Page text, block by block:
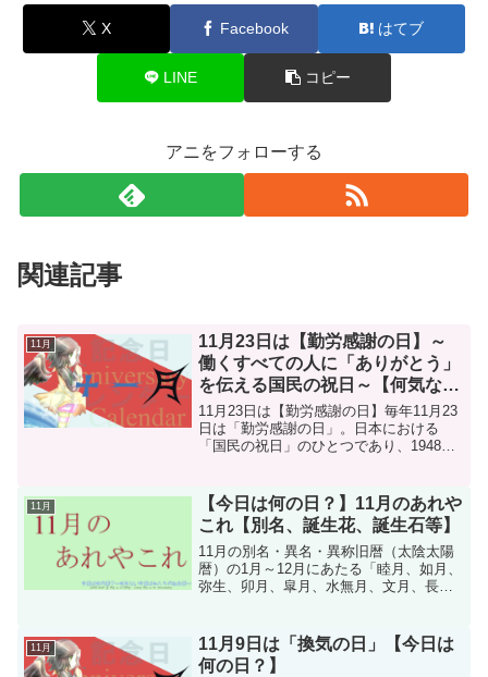
X Facebook はてブ
LINE コピー
アニをフォローする
関連記事
11月
11月23日は【勤労感謝の日】～
働くすべての人に「ありがとう」
を伝える国民の祝日～【何気ない
今日は何の日？】
11月23日は【勤労感謝の日】毎年11月23
日は「勤労感謝の日」。日本における
「国民の祝日」のひとつであり、1948年
されました。この日の趣旨は、「勤労を
たっとび、生...
11月
【今日は何の日？】11月のあれや
これ【別名、誕生花、誕生石等】
11月の別名・異名・異称旧暦（太陰太陽
暦）の1月～12月にあたる「睦月、如月、
弥生、卯月、皐月、水無月、文月、長
す。新暦（グレゴリオ暦、太陽暦）とは
一ヶ月ほどのずれが存在...
11月
11月9日は「換気の日」【今日は
何の日？】